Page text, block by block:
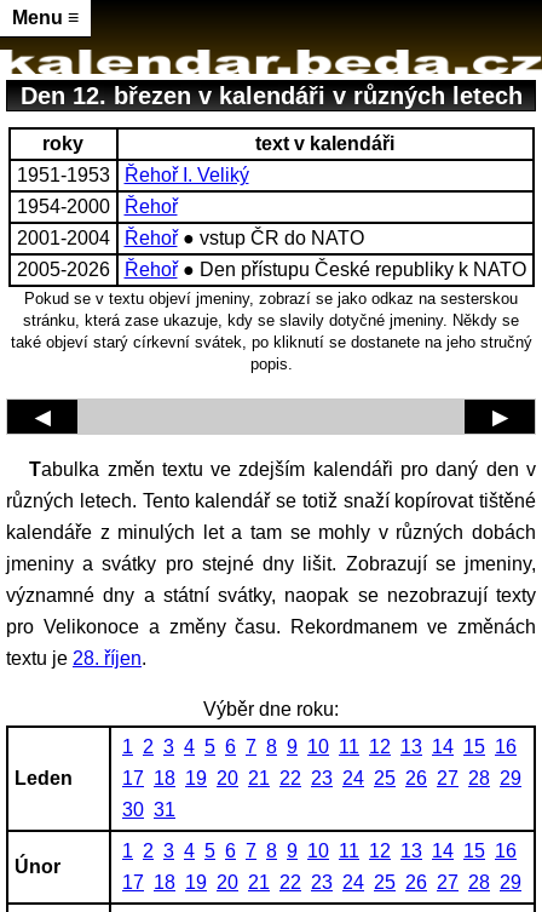
Menu ≡
Den 12. březen v kalendáři v různých letech
roky
text v kalendáři
1951-1953
Řehoř I. Veliký
1954-2000
Řehoř
2001-2004
Řehoř● vstup ČR do NATO
2005-2026
Řehoř● Den přístupu České republiky k NATO
Pokud se v textu objeví jmeniny, zobrazí se jako odkaz na sesterskou
stránku, která zase ukazuje, kdy se slavily dotyčné jmeniny. Někdy se
také objeví starý církevní svátek, po kliknutí se dostanete na jeho stručný
popis.
◀ ▶
Tabulka změn textu ve zdejším kalendáři pro daný den v
různých letech. Tento kalendář se totiž snaží kopírovat tištěné
kalendáře z minulých let a tam se mohly v různých dobách
jmeniny a svátky pro stejné dny lišit. Zobrazují se jmeniny,
významné dny a státní svátky, naopak se nezobrazují texty
pro Velikonoce a změny času. Rekordmanem ve změnách
textu je 28. říjen.
Výběr dne roku:
Leden
1 2 3 4 5 6 7 8 9 10 11 12 13 14 15 16
17 18 19 20 21 22 23 24 25 26 27 28 29
30 31
Únor
1 2 3 4 5 6 7 8 9 10 11 12 13 14 15 16
17 18 19 20 21 22 23 24 25 26 27 28 29